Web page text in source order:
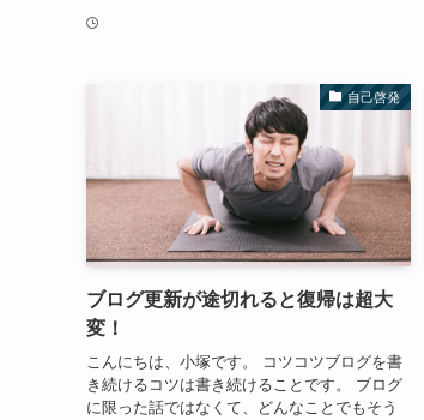
自己啓発
ブログ更新が途切れると復帰は超大
変！
こんにちは、小塚です。 コツコツブログを書
き続けるコツは書き続けることです。 ブログ
に限った話ではなくて、どんなことでもそう